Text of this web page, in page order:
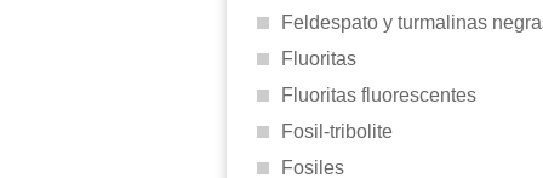
Feldespato y turmalinas
Fluoritas
Fluoritas fluorescentes
Fosil-tribolite
Fosiles